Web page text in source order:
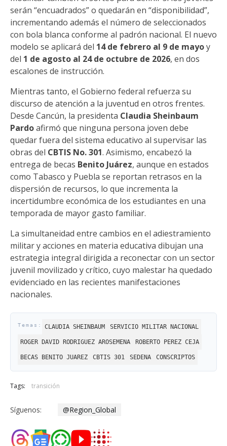
serán “encuadrados” o quedarán en “disponibilidad”,
incrementando además el número de seleccionados
con bola blanca conforme al padrón nacional. El nuevo
modelo se aplicará del 14 de febrero al 9 de mayoy
del 1 de agosto al 24 de octubre de 2026, en dos
escalones de instrucción.
Mientras tanto, el Gobierno federal refuerza su
discurso de atención a la juventud en otros frentes.
Desde Cancún, la presidenta Claudia Sheinbaum
Pardoafirmó que ninguna persona joven debe
quedar fuera del sistema educativo al supervisar las
obras del CBTIS No. 301. Asimismo, encabezó la
entrega de becas Benito Juárez, aunque en estados
como Tabasco y Puebla se reportan retrasos en la
dispersión de recursos, lo que incrementa la
incertidumbre económica de los estudiantes en una
temporada de mayor gasto familiar.
La simultaneidad entre cambios en el adiestramiento
militar y acciones en materia educativa dibujan una
estrategia integral dirigida a reconectar con un sector
juvenil movilizado y crítico, cuyo malestar ha quedado
evidenciado en las recientes manifestaciones
nacionales.
CLAUDIA SHEINBAUM SERVICIO MILITAR NACIONAL
ROGER DAVID RODRIGUEZ AROSEMENA ROBERTO PEREZ CEJA
BECAS BENITO JUAREZ CBTIS 301 SEDENA CONSCRIPTOS
Tags: transición
Síguenos: @Region_Global